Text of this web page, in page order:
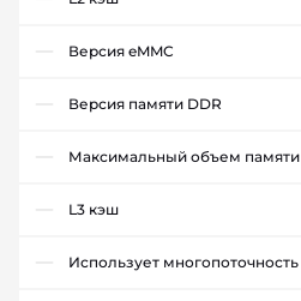
Версия eMMC
Версия памяти DDR
Максимальный объем памяти
L3 кэш
Использует многопоточность